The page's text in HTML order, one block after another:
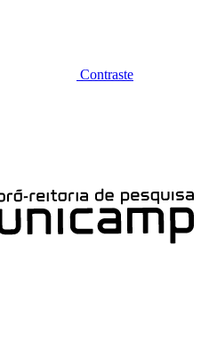
Contraste